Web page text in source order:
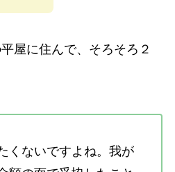
屋に住んで、そろそろ２
くないですよね。我が